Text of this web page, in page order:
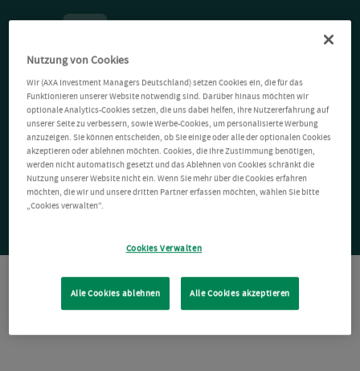
Nutzung von Cookies
Wir (AXA Investment Managers Deutschland) setzen Cookies ein, die für das
Funktionieren unserer Website notwendig sind. Darüber hinaus möchten wir
optionale Analytics-Cookies setzen, die uns dabei helfen, Ihre Nutzererfahrung auf
unserer Seite zu verbessern, sowie Werbe-Cookies, um personalisierte Werbung
anzuzeigen. Sie können entscheiden, ob Sie einige oder alle der optionalen Cookies
akzeptieren oder ablehnen möchten. Cookies, die Ihre Zustimmung benötigen,
werden nicht automatisch gesetzt und das Ablehnen von Cookies schränkt die
Nutzung unserer Website nicht ein. Wenn Sie mehr über die Cookies erfahren
möchten, die wir und unsere dritten Partner erfassen möchten, wählen Sie bitte
„Cookies verwalten“.
Cookies Verwalten
Alle Cookies ablehnen Alle Cookies akzeptieren